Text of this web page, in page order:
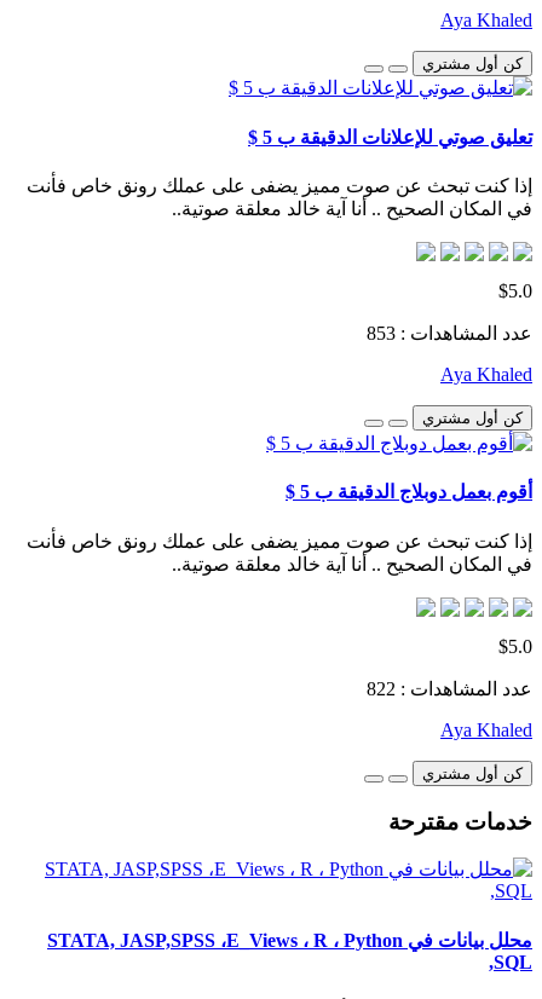
Aya Khaled
كن أول مشتري
تعليق صوتي للإعلانات الدقيقة ب 5 $
إذا كنت تبحث عن صوت مميز يضفى على عملك رونق خاص فأنت
في المكان الصحيح .. أنا آية خالد معلقة صوتية..
$5.0
عدد المشاهدات : 853
Aya Khaled
كن أول مشتري
أقوم بعمل دوبلاج الدقيقة ب 5 $
إذا كنت تبحث عن صوت مميز يضفى على عملك رونق خاص فأنت
في المكان الصحيح .. أنا آية خالد معلقة صوتية..
$5.0
عدد المشاهدات : 822
Aya Khaled
كن أول مشتري
خدمات مقترحة
محلل بيانات في STATA, JASP,SPSS ،E_Views ، R ، Python
,SQL